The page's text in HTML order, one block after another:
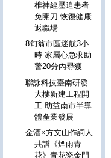
椎神經壓迫患者
免開刀 恢復健康
返職場
8旬翁市區迷航3小
時 家屬心急求助
警20分內尋獲
聯詠科技臺南研發
大樓新建工程開
工 助益南市半導
體產業發展
金酒×方文山作詞人
共譜《煙雨青
花》青花瓷金門